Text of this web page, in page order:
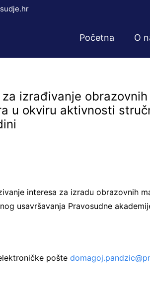
Početna O
izrađivanje
u okviru aktivnosti
interesa za izradu obrazovnih
usavršavanja Pravosudne
pošte